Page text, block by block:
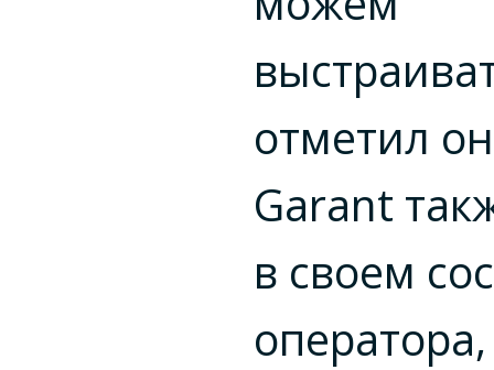
отметил
Garant
в своем
оператора,